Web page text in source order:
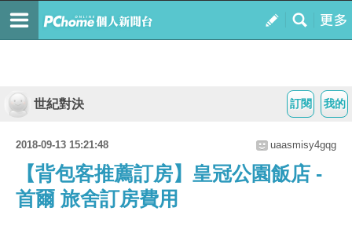
我的
訂閱
世紀對決
2018-09-13 15:21:48 uaasmisy4gqg
【背包客推薦訂房】皇冠公園飯店 -
首爾 旅舍訂房費用